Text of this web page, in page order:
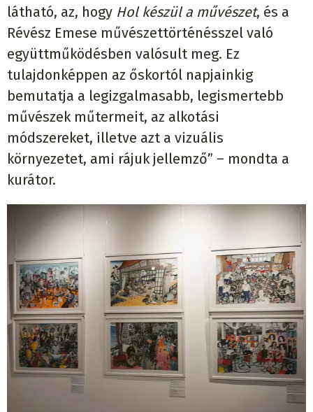
látható, az, hogy Hol készül a művészet, és a
Révész Emese művészettörténésszel való
együttműködésben valósult meg. Ez
tulajdonképpen az őskortól napjainkig
bemutatja a legizgalmasabb, legismertebb
művészek műtermeit, az alkotási
módszereket, illetve azt a vizuális
környezetet, ami rájuk jellemző” – mondta a
kurátor.